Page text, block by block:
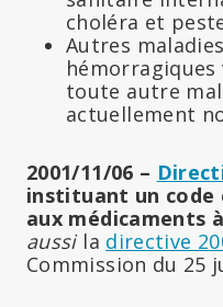
choléra et
Autres
toute autre
actuellement
2001/11/06 –
instituant un
aux médicaments
aussila directive
Commission du 25